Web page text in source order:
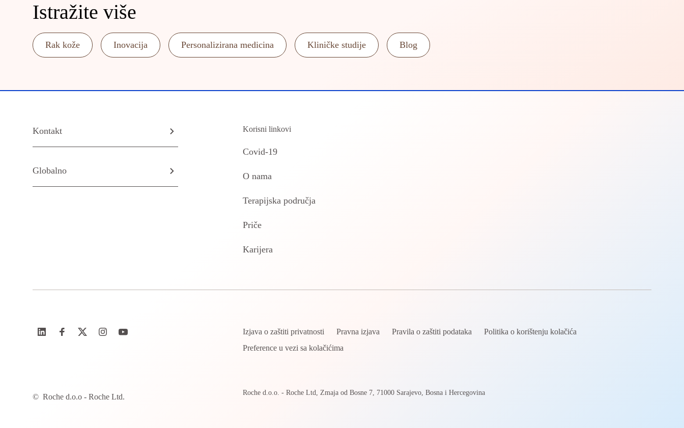
Istražite više
Rak kože Inovacija Personalizirana medicina Kliničke studije Blog
Kontakt
Globalno
Korisni linkovi
Covid-19
O nama
Terapijska područja
Priče
Karijera
Izjava o zaštiti privatnosti Pravna izjava Pravila o zaštiti podataka
Politika o korištenju kolačića
Preference u vezi sa kolačićima
© Roche d.o.o - Roche Ltd. Roche d.o.o. - Roche Ltd, Zmaja od Bosne 7, 71000 Sarajevo, Bosna i Hercegovina